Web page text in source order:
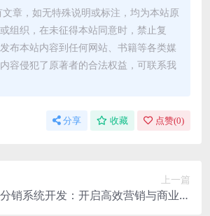
章，如无特殊说明或标注，均为本站原
组织，在未征得本站同意时，禁止复
布本站内容到任何网站、书籍等各类媒
容侵犯了原著者的合法权益，可联系我
分享 收藏 点赞(0)
上一篇
销系统开发：开启高效营销与商业拓